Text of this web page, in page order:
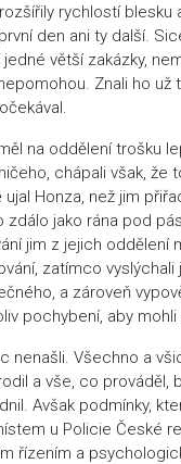
rychlostí blesku
den ani ty další.
jedné větší zakázky,
Znali ho už
na oddělení trošku
chápali však, že
ujal Honza, než jim
zdálo jako rána pod
jim z jejich oddělení
zatímco
a zároveň
pochybení, aby
nenašli. Všechno a
a vše, co prováděl,
Avšak podmínky,
u Policie České
řízením a